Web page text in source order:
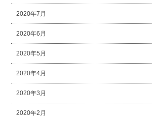
2020年7月
2020年6月
2020年5月
2020年4月
2020年3月
2020年2月